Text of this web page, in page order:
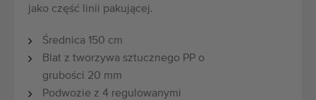
jako część linii pakującej.
Średnica 150 cm
Blat z tworzywa sztucznego PP o
grubości 20 mm
Podwozie z 4 regulowanymi